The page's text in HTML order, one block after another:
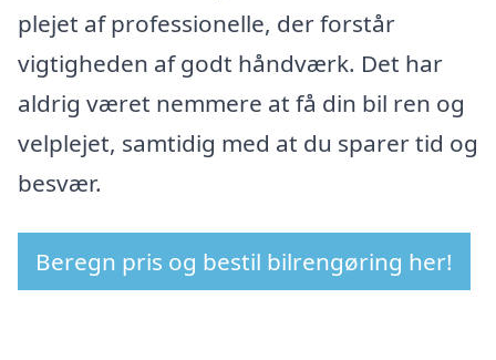
plejet af professionelle, der forstår
vigtigheden af godt håndværk. Det har
aldrig været nemmere at få din bil ren og
velplejet, samtidig med at du sparer tid og
besvær.
Beregn pris og bestil bilrengøring her!